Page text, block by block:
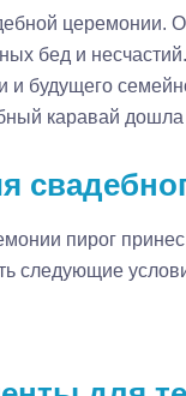
церемонии.
бед и
будущего
каравай
пирог
следующие